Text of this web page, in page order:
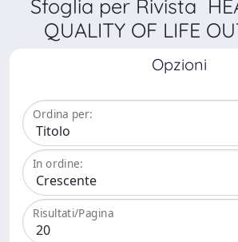
Sfoglia per Rivista
QUALITY OF LIFE
Opzioni
Ordina per:
In ordine:
Risultati/Pagina